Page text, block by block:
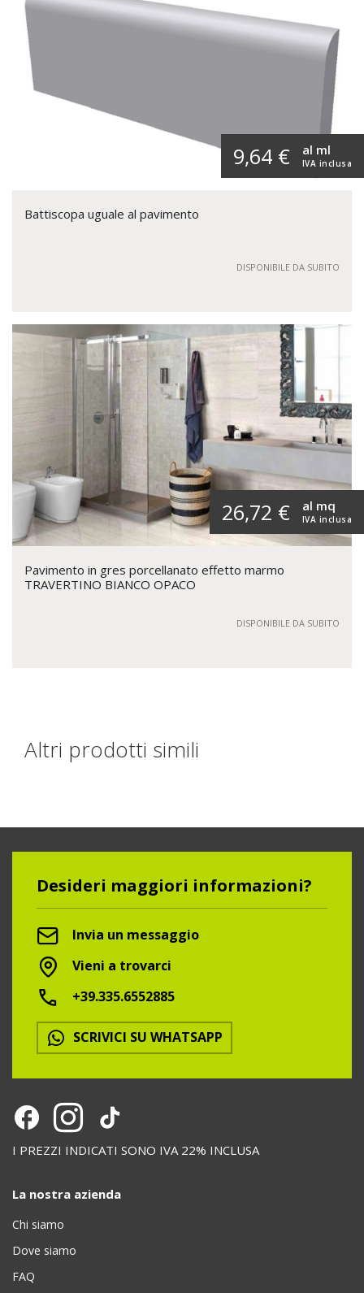
9,64 € IVA inclusa
al ml
Battiscopa uguale al pavimento
DISPONIBILE DA SUBITO
26,72 € IVA inclusa
al mq
Pavimento in gres porcellanato effetto marmo
TRAVERTINO BIANCO OPACO
DISPONIBILE DA SUBITO
Altri prodotti simili
Desideri maggiori informazioni?
Invia un messaggio
Vieni a trovarci
+39.335.6552885
SCRIVICI SU WHATSAPP
I PREZZI INDICATI SONO IVA 22% INCLUSA
La nostra azienda
Chi siamo
Dove siamo
FAQ